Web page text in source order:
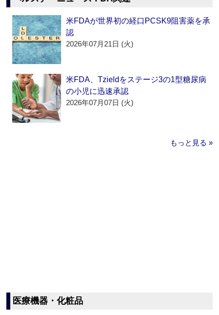
米FDAが世界初の経口PCSK9阻害薬を承
認
2026年07月21日 (火)
米FDA、Tzieldをステージ3の1型糖尿病
の小児に迅速承認
2026年07月07日 (火)
もっと見る »
医療機器・化粧品